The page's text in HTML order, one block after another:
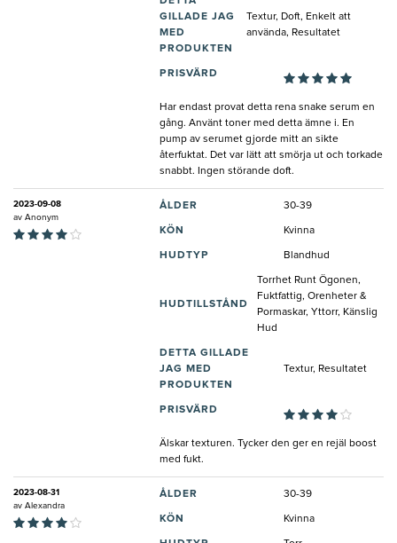
GILLADE JAG
MED
PRODUKTEN
Textur, Doft, Enkelt att
använda, Resultatet
PRISVÄRD
Har endast provat detta rena snake serum en
gång. Använt toner med detta ämne i. En
pump av serumet gjorde mitt an sikte
återfuktat. Det var lätt att smörja ut och torkade
snabbt. Ingen störande doft.
2023-09-08
av Anonym
ÅLDER 30-39
KÖN Kvinna
HUDTYP Blandhud
HUDTILLSTÅND
Torrhet Runt Ögonen,
Fuktfattig, Orenheter &
Pormaskar, Yttorr, Känslig
Hud
DETTA GILLADE
JAG MED
PRODUKTEN
Textur, Resultatet
PRISVÄRD
Älskar texturen. Tycker den ger en rejäl boost
med fukt.
2023-08-31
av Alexandra
ÅLDER 30-39
KÖN Kvinna